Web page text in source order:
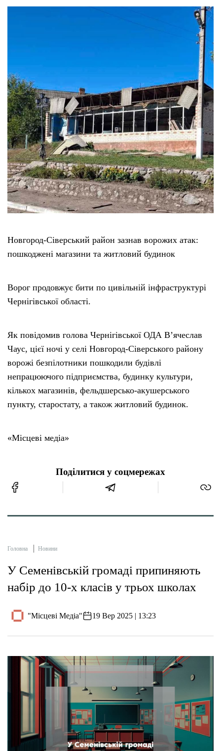
Новгород-Сіверський район зазнав ворожих атак:
пошкоджені магазини та житловий будинок
Ворог продовжує бити по цивільній інфраструктурі
Чернігівської області.
Як повідомив голова Чернігівської ОДА В’ячеслав
Чаус, цієї ночі у селі Новгород-Сіверського району
ворожі безпілотники пошкодили будівлі
непрацюючого підприємства, будинку культури,
кількох магазинів, фельдшерсько-акушерського
пункту, старостату, а також житловий будинок.
«Місцеві медіа»
Поділитися у соцмережах
Головна Новини
У Семенівській громаді припиняють
набір до 10-х класів у трьох школах
"Місцеві Медіа" 19 Вер 2025 | 13:23